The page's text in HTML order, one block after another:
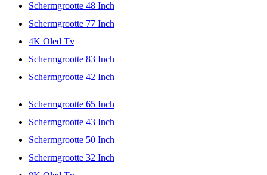
Schermgrootte 48 Inch
Schermgrootte 77 Inch
4K Oled Tv
Schermgrootte 83 Inch
Schermgrootte 42 Inch
Schermgrootte 65 Inch
Schermgrootte 43 Inch
Schermgrootte 50 Inch
Schermgrootte 32 Inch